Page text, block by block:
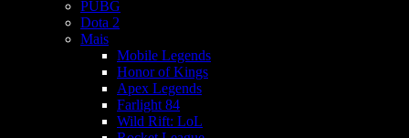
PUBG
Dota 2
Mais
Mobile Legends
Honor of Kings
Apex Legends
Farlight 84
Wild Rift: LoL